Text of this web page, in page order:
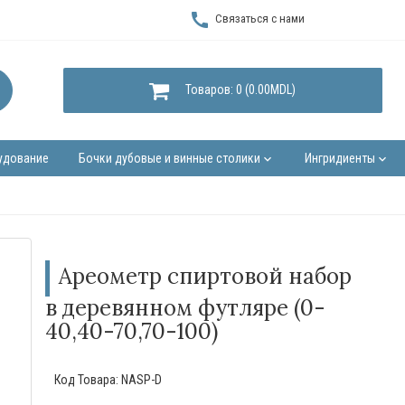
call Связаться с нами
Товаров: 0 (0.00MDL)
Бочки дубовые и винные столики keyboard_arrow_down Ингридиенты keyboard_arrow_down
Ареометр спиртовой набор
в деревянном футляре (0-
40,40-70,70-100)
Код Товара: NASP-D